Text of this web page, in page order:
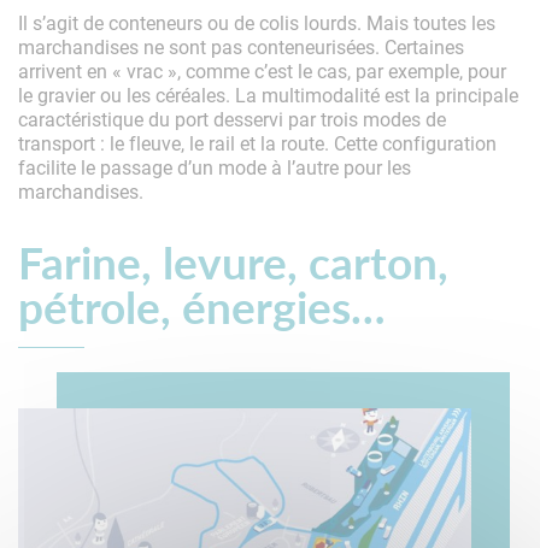
Il s’agit de conteneurs ou de colis lourds. Mais toutes les
marchandises ne sont pas conteneurisées. Certaines
arrivent en « vrac », comme c’est le cas, par exemple, pour
le gravier ou les céréales. La multimodalité est la principale
caractéristique du port desservi par trois modes de
transport : le fleuve, le rail et la route. Cette configuration
facilite le passage d’un mode à l’autre pour les
marchandises.
Farine, levure, carton,
pétrole, énergies…